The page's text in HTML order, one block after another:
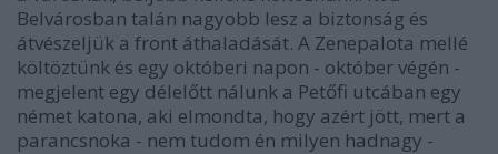
Belvárosban talán nagyobb lesz a biztonság és
átvészeljük a front áthaladását. A Zenepalota mellé
költöztünk és egy októberi napon - október végén -
megjelent egy délelőtt nálunk a Petőfi utcában egy
német katona, aki elmondta, hogy azért jött, mert a
parancsnoka - nem tudom én milyen hadnagy -